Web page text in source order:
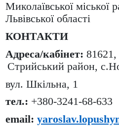
Миколаївської міської
Львівської області
КОНТАКТИ
Адреса/кабінет: 81621,
Стрийський район,
вул. Шкільна, 1
тел.: +380-3241-68-633
email: